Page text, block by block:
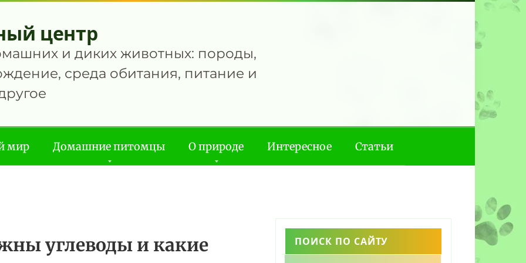
центр
и диких животных: породы,
среда обитания, питание и
мир Домашние питомцы О природе Интересное Статьи
углеводы и какие
ПОИСК ПО САЙТУ